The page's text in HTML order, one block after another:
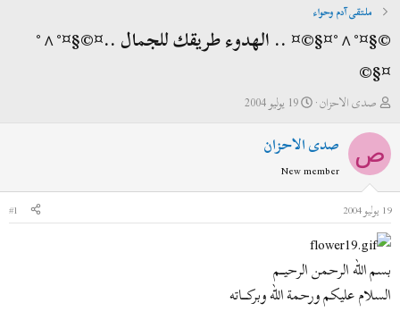
ملتقى آدم وحواء
©§¤°^°¤§©¤ .. الهدوء طريقك للجمال ..¤©§¤°^°
¤§©
ب
ئ
م
و
ض
ع
صدى الاحزان
ت
ر
ل
د
ء
19 يوليو 2004
ص صدى الاحزان
New member
19 يوليو 2004
#1
بسم الله الرحمن الرحيــــم
السلام عليكم ورحمة الله وبركــــــاته